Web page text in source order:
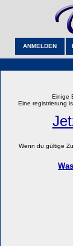
ANMELDEN
Einige
Eine registrierung
Wenn du gültige